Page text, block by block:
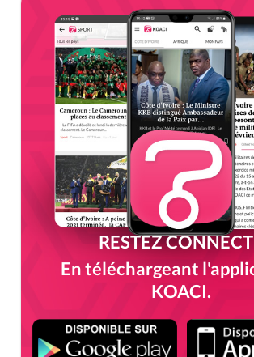
RESTEZ
En téléchargeant
KOACI.